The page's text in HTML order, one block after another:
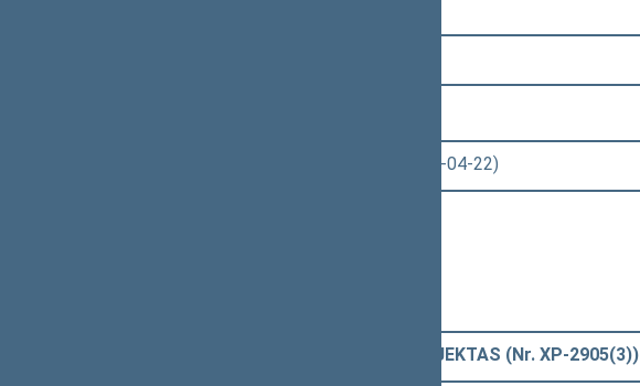
Seimo vakarinis posėdis Nr. 64 (2009-04-22)
Mokslo ir studijų ĮSTATYMO PROJEKTAS (Nr. XP-2905(3))